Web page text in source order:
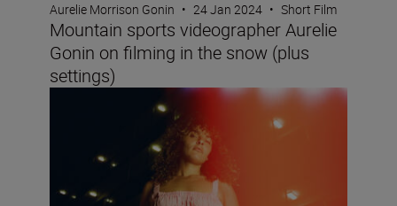
Aurelie Morrison Gonin • 24 Jan 2024 • Short Film
Mountain sports videographer Aurelie
Gonin on filming in the snow (plus
settings)
How to film better documentaries with Gianna Mazzeo